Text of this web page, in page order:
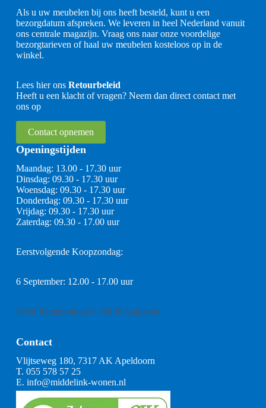
Als u uw meubelen bij ons heeft besteld, kunt u een
bezorgdatum afspreken. We leveren in heel Nederland vanuit
ons centrale magazijn. Vraag ons naar onze voordelige
bezorgtarieven of haal uw meubelen kosteloos op in de
winkel.
Lees hier ons Retourbeleid
Heeft u een klacht of vragen? Neem dan direct contact met
ons op
Contact opnemen
Openingstijden
Maandag: 13.00 - 17.30 uur
Dinsdag: 09.30 - 17.30 uur
Woensdag: 09.30 - 17.30 uur
Donderdag: 09.30 - 17.30 uur
Vrijdag: 09.30 - 17.30 uur
Zaterdag: 09.30 - 17.00 uur
Eerstvolgende Koopzondag:
6 September: 12.00 - 17.00 uur
Geen Koopzondag in Juli & Augustus
Contact
Vlijtseweg 180, 7317 AK Apeldoorn
T. 055 578 57 25
E. info@middelink-wonen.nl